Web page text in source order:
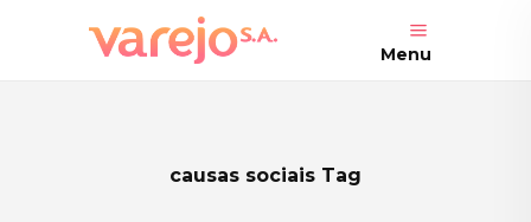
Menu
causas sociais Tag